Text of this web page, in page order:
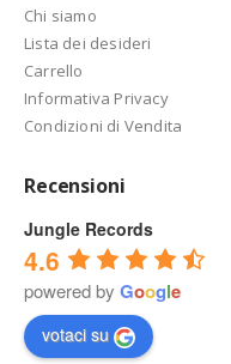
Chi siamo
Lista dei desideri
Carrello
Informativa Privacy
Condizioni di Vendita
Recensioni
Jungle Records
4.6
powered by Google
votaci su